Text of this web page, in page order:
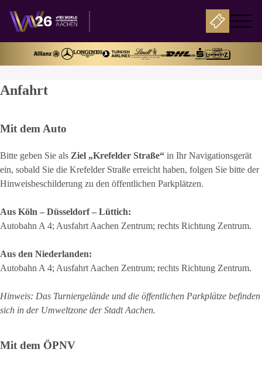
Anfahrt
Mit dem Auto
Bitte geben Sie als Ziel „Krefelder Straße“ in Ihr Navigationsgerät
ein, sobald Sie die Krefelder Straße erreicht haben, folgen Sie bitte der
Hinweisbeschilderung zu den öffentlichen Parkplätzen.
Aus Köln – Düsseldorf – Lüttich:
Autobahn A 4; Ausfahrt Aachen Zentrum; rechts Richtung Zentrum.
Aus den Niederlanden:
Autobahn A 4; Ausfahrt Aachen Zentrum; rechts Richtung Zentrum.
Hinweis: Das Turniergelände und die öffentlichen Parkplätze befinden
sich in der Umweltzone der Stadt Aachen.
Mit dem ÖPNV